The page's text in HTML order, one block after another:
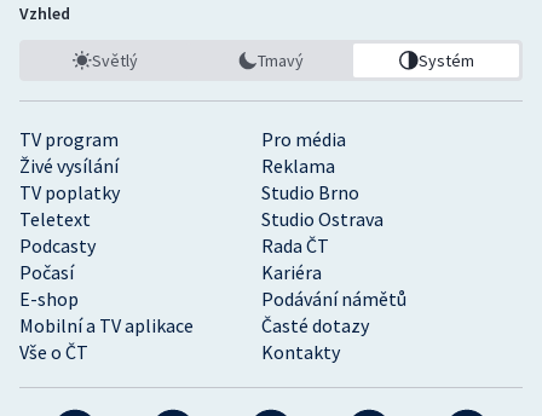
Jezdectví
Judo
Krasobruslení
Lezení
Lyže a snowboard
Moderní pětiboj
Motorsport
TV program
Pro média
Živé vysílání
Reklama
TV poplatky
Studio Brno
Teletext
Studio Ostrava
Podcasty
Rada ČT
Počasí
Kariéra
E-shop
Podávání námětů
Mobilní a TV aplikace
Časté dotazy
Vše o ČT
Kontakty
Vzhled
Světlý Tmavý Systém